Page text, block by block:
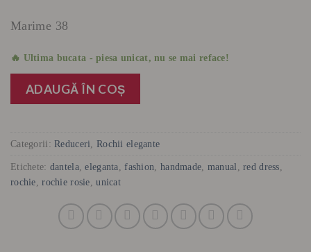
Marime 38
🔥 Ultima bucata - piesa unicat, nu se mai reface!
ADAUGĂ ÎN COȘ
Categorii:Reduceri,Rochii elegante
Etichete: dantela,eleganta,fashion, handmade, manual,red dress,
rochie,rochie rosie,unicat